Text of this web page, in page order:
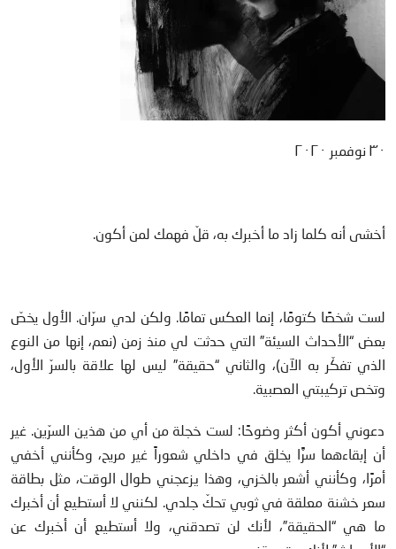
٣٠ نوفمبر ٢٠٢٠
أخشى أنه كلما زاد ما أخبرك به، قلّ فهمك لمن أكون.
لست شخصًا كتومًا، إنما العكس تمامًا. ولكن لدي سرّان. الأول يخصّ
بعض “الأحداث السيئة” التي حدثت لي منذ زمن (نعم، إنها من النوع
الذي تفكّر به الآن)، والثاني “حقيقة” ليس لها علاقة بالسرّ الأول،
وتخص تركيبتي العصبية.
دعوني أكون أكثر وضوحًا: لست خجلة من أي من هذين السرّين. غير
أن إبقاءهما سرًّا يخلق في داخلي شعوراً غير مريح، وكأنني أخفي
أمرًا، وكأنني أشعر بالخزي، وهذا يزعجني طوال الوقت، مثل بطاقة
سعر خشنة معلقة في ثوبي تحكّ جلدي. لكنني لا أستطيع أن أخبرك
ما هي “الحقيقة”، لأنك لن تصدقني، ولا أستطيع أن أخبرك عن